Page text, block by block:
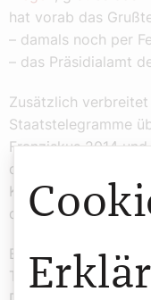
hat vorab das
– damals noch per
– das Präsidialamt
Zusätzlich
Staatstelegramme
Franziskus 2014
diese Form der
Kontakt zu einem
diplomatischen
Besonders
Telegramme an den